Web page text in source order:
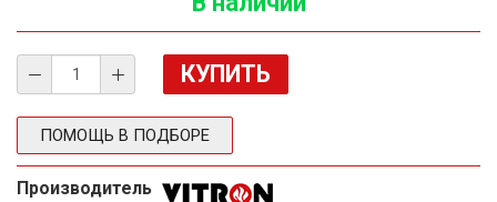
ПОМОЩЬ В ПОДБОРЕ
Производитель